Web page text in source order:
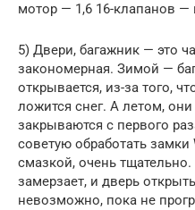
мотор — 1,6 16-клапанов —
5) Двери, багажник — это
закономерная. Зимой —
открывается, из-за того,
ложится снег. А летом,
закрываются с первого
советую обработать
смазкой, очень
замерзает, и дверь
невозможно, пока не